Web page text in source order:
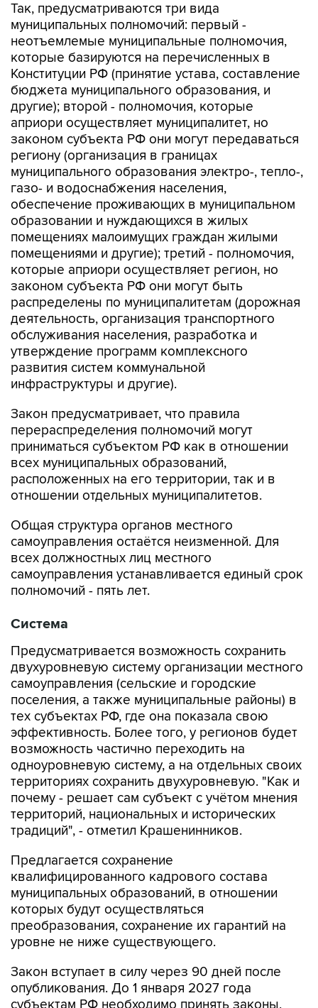
Так, предусматриваются три вида
муниципальных полномочий: первый -
неотъемлемые муниципальные полномочия,
которые базируются на перечисленных в
Конституции РФ (принятие устава, составление
бюджета муниципального образования, и
другие); второй - полномочия, которые
априори осуществляет муниципалитет, но
законом субъекта РФ они могут передаваться
региону (организация в границах
муниципального образования электро-, тепло-,
газо- и водоснабжения населения,
обеспечение проживающих в муниципальном
образовании и нуждающихся в жилых
помещениях малоимущих граждан жилыми
помещениями и другие); третий - полномочия,
которые априори осуществляет регион, но
законом субъекта РФ они могут быть
распределены по муниципалитетам (дорожная
деятельность, организация транспортного
обслуживания населения, разработка и
утверждение программ комплексного
развития систем коммунальной
инфраструктуры и другие).
Закон предусматривает, что правила
перераспределения полномочий могут
приниматься субъектом РФ как в отношении
всех муниципальных образований,
расположенных на его территории, так и в
отношении отдельных муниципалитетов.
Общая структура органов местного
самоуправления остаётся неизменной. Для
всех должностных лиц местного
самоуправления устанавливается единый срок
полномочий - пять лет.
Система
Предусматривается возможность сохранить
двухуровневую систему организации местного
самоуправления (сельские и городские
поселения, а также муниципальные районы) в
тех субъектах РФ, где она показала свою
эффективность. Более того, у регионов будет
возможность частично переходить на
одноуровневую систему, а на отдельных своих
территориях сохранить двухуровневую. "Как и
почему - решает сам субъект с учётом мнения
территорий, национальных и исторических
традиций", - отметил Крашенинников.
Предлагается сохранение
квалифицированного кадрового состава
муниципальных образований, в отношении
которых будут осуществляться
преобразования, сохранение их гарантий на
уровне не ниже существующего.
Закон вступает в силу через 90 дней после
опубликования. До 1 января 2027 года